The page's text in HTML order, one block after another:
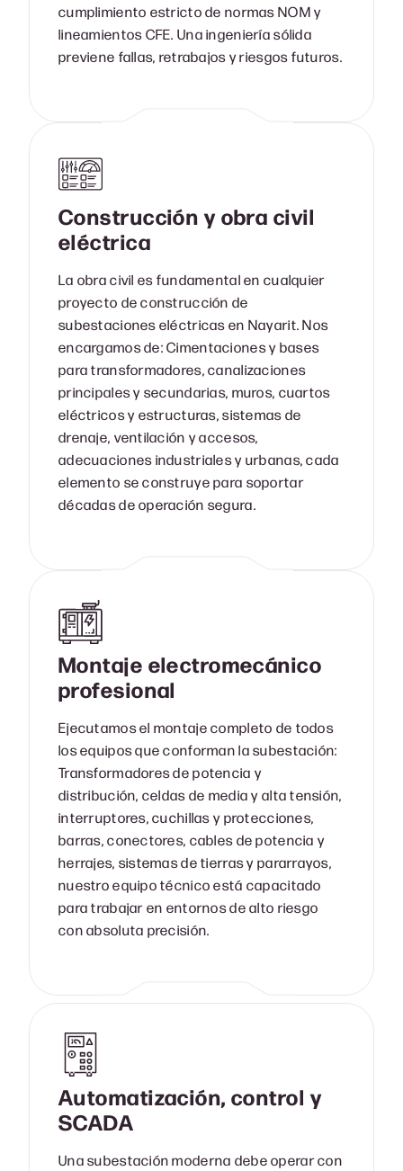
cumplimiento estricto de normas NOM y
lineamientos CFE. Una ingeniería sólida
previene fallas, retrabajos y riesgos futuros.
Construcción y obra civil
eléctrica
La obra civil es fundamental en cualquier
proyecto de construcción de
subestaciones eléctricas en Nayarit. Nos
encargamos de: Cimentaciones y bases
para transformadores, canalizaciones
principales y secundarias, muros, cuartos
eléctricos y estructuras, sistemas de
drenaje, ventilación y accesos,
adecuaciones industriales y urbanas, cada
elemento se construye para soportar
décadas de operación segura.
Montaje electromecánico
profesional
Ejecutamos el montaje completo de todos
los equipos que conforman la subestación:
Transformadores de potencia y
distribución, celdas de media y alta tensión,
interruptores, cuchillas y protecciones,
barras, conectores, cables de potencia y
herrajes, sistemas de tierras y pararrayos,
nuestro equipo técnico está capacitado
para trabajar en entornos de alto riesgo
con absoluta precisión.
Automatización, control y
SCADA
Una subestación moderna debe operar con